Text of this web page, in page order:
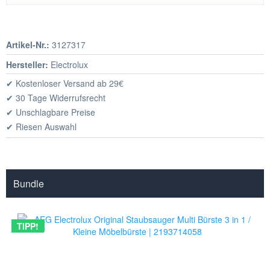
Artikel-Nr.: 3127317
Hersteller: Electrolux
✔ Kostenloser Versand ab 29€
✔ 30 Tage Widerrufsrecht
✔ Unschlagbare Preise
✔ Riesen Auswahl
Bundle
TIPP!